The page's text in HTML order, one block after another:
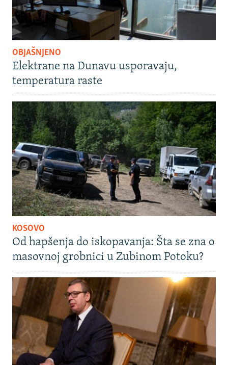
OBJAŠNJENO
Elektrane na Dunavu usporavaju,
temperatura raste
KOSOVO
Od hapšenja do iskopavanja: Šta se zna o
masovnoj grobnici u Zubinom Potoku?